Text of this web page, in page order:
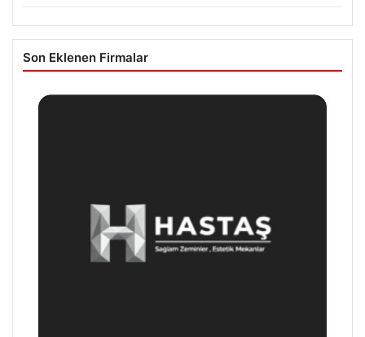
Son Eklenen Firmalar